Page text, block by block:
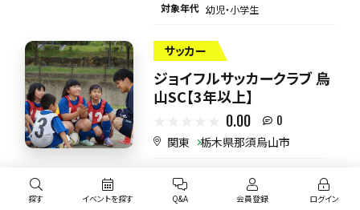
対象年代 幼児・小学生
サッカー
ジョイフルサッカークラブ 烏
山SC【3年以上】
0.00 0
関東 栃木県那須烏山市
対象年代
探す イベントを探す Q&A 会員登録 ログイン